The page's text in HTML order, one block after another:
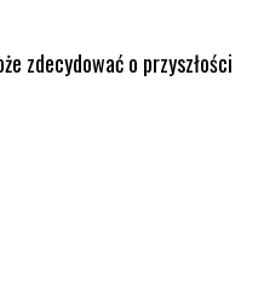
zdecydować o przyszłości